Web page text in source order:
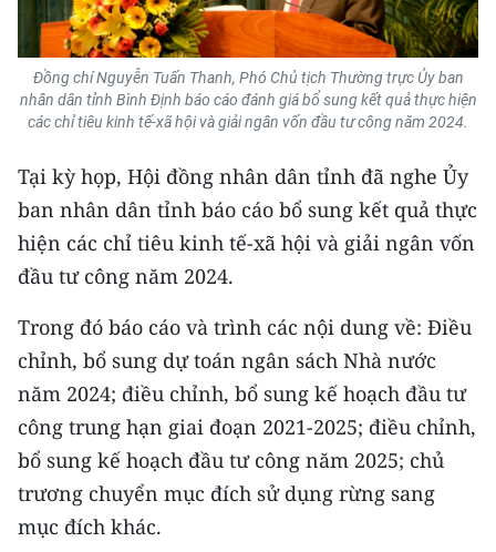
ENGLISH
中文
FRANÇAIS
РУССКИЙ
한국어
Đồng chí Nguyễn Tuấn Thanh, Phó Chủ tịch Thường trực Ủy ban
nhân dân tỉnh Bình Định báo cáo đánh giá bổ sung kết quả thực hiện
các chỉ tiêu kinh tế-xã hội và giải ngân vốn đầu tư công năm 2024.
Tại kỳ họp, Hội đồng nhân dân tỉnh đã nghe Ủy
ban nhân dân tỉnh báo cáo bổ sung kết quả thực
hiện các chỉ tiêu kinh tế-xã hội và giải ngân vốn
đầu tư công năm 2024.
Trong đó báo cáo và trình các nội dung về: Điều
chỉnh, bổ sung dự toán ngân sách Nhà nước
năm 2024; điều chỉnh, bổ sung kế hoạch đầu tư
công trung hạn giai đoạn 2021-2025; điều chỉnh,
bổ sung kế hoạch đầu tư công năm 2025; chủ
trương chuyển mục đích sử dụng rừng sang
mục đích khác.